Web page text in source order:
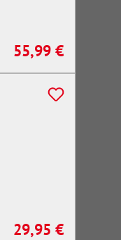
Regulärer Preis:
55,99 €
Regulärer Preis:
29,95 €